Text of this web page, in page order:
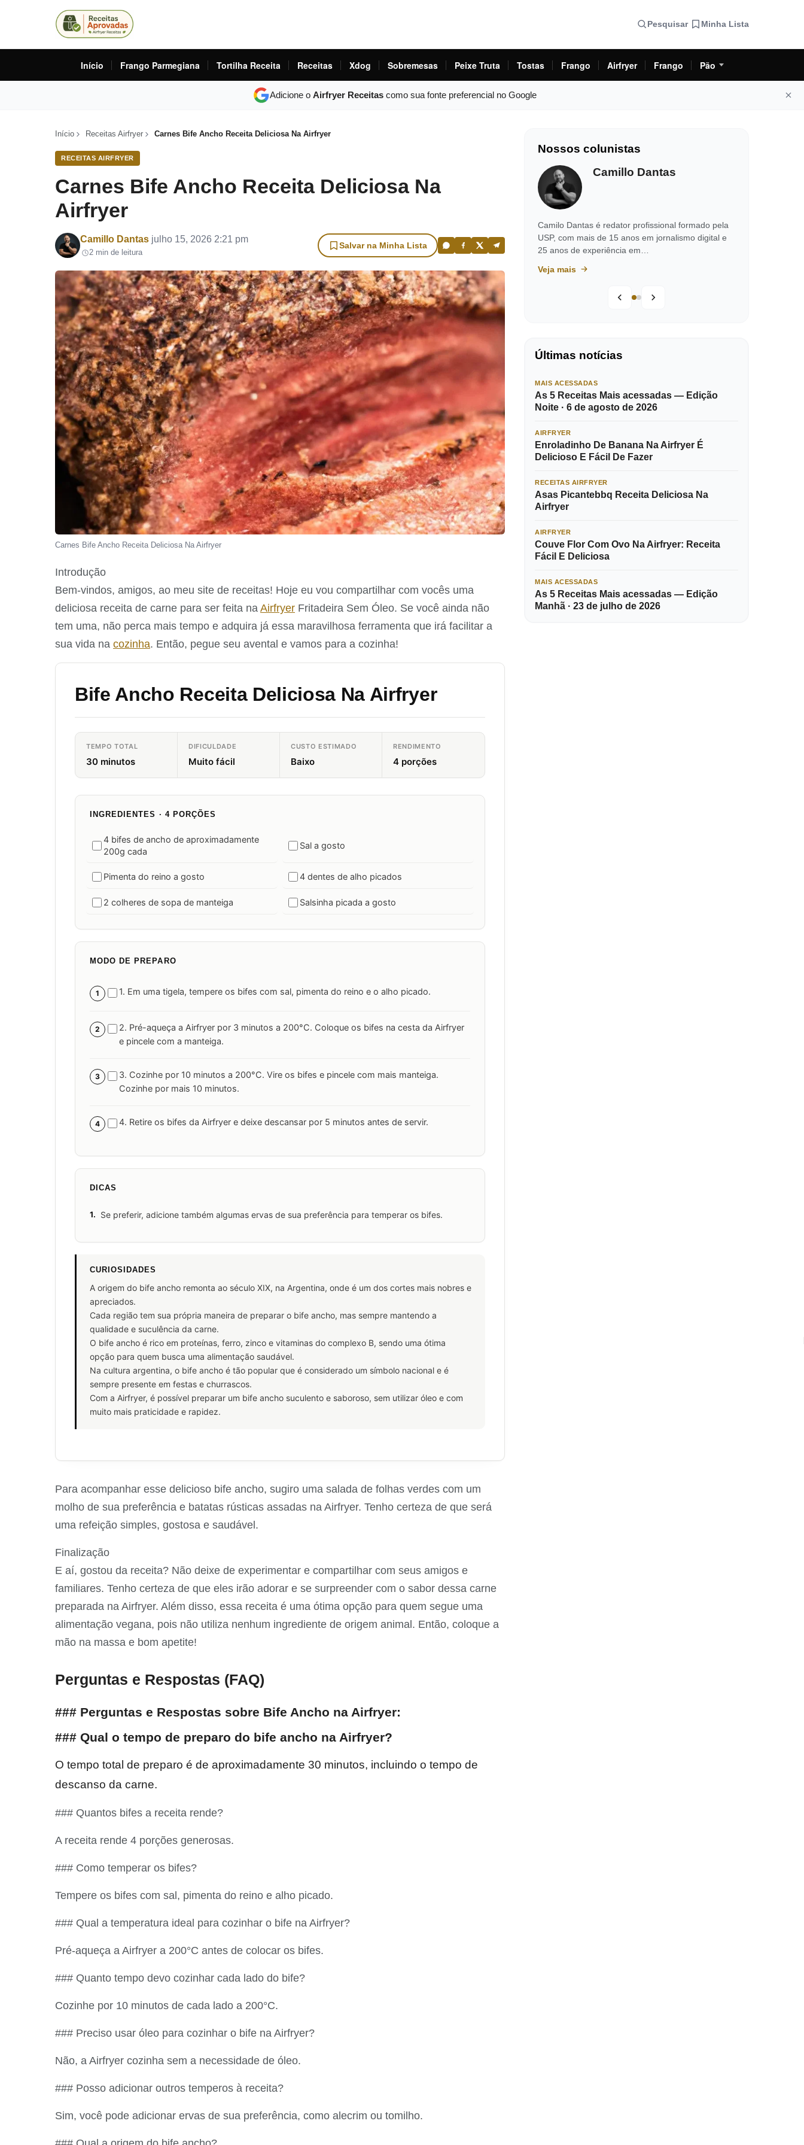
Pesquisar Minha Lista
Início Frango Parmegiana Tortilha Receita Receitas Xdog Sobremesas Peixe Truta Tostas Frango Airfryer Frango Pão
Adicione o Airfryer Receitas como sua fonte preferencial no Google
Início Receitas Airfryer Carnes Bife Ancho Receita Deliciosa Na Airfryer
RECEITAS AIRFRYER
Carnes Bife Ancho Receita Deliciosa Na
Airfryer
Por
Camillo Dantas julho 15, 2026 2:21 pm
2 min de leitura
Salvar na Minha Lista
Carnes Bife Ancho Receita Deliciosa Na Airfryer
Introdução
Bem-vindos, amigos, ao meu site de receitas! Hoje eu vou compartilhar com vocês uma
deliciosa receita de carne para ser feita na Airfryer Fritadeira Sem Óleo. Se você ainda não
tem uma, não perca mais tempo e adquira já essa maravilhosa ferramenta que irá facilitar a
sua vida na cozinha. Então, pegue seu avental e vamos para a cozinha!
Bife Ancho Receita Deliciosa Na Airfryer
TEMPO TOTAL
30 minutos
DIFICULDADE
Muito fácil
CUSTO ESTIMADO
Baixo
RENDIMENTO
4 porções
INGREDIENTES · 4 PORÇÕES
4 bifes de ancho de aproximadamente
200g cada
Sal a gosto
Pimenta do reino a gosto 4 dentes de alho picados
2 colheres de sopa de manteiga Salsinha picada a gosto
MODO DE PREPARO
1 1. Em uma tigela, tempere os bifes com sal, pimenta do reino e o alho picado.
2
2. Pré-aqueça a Airfryer por 3 minutos a 200°C. Coloque os bifes na cesta da Airfryer
e pincele com a manteiga.
3
3. Cozinhe por 10 minutos a 200°C. Vire os bifes e pincele com mais manteiga.
Cozinhe por mais 10 minutos.
4 4. Retire os bifes da Airfryer e deixe descansar por 5 minutos antes de servir.
DICAS
1. Se preferir, adicione também algumas ervas de sua preferência para temperar os bifes.
CURIOSIDADES
A origem do bife ancho remonta ao século XIX, na Argentina, onde é um dos cortes mais nobres e
apreciados.
Cada região tem sua própria maneira de preparar o bife ancho, mas sempre mantendo a
qualidade e suculência da carne.
O bife ancho é rico em proteínas, ferro, zinco e vitaminas do complexo B, sendo uma ótima
opção para quem busca uma alimentação saudável.
Na cultura argentina, o bife ancho é tão popular que é considerado um símbolo nacional e é
sempre presente em festas e churrascos.
Com a Airfryer, é possível preparar um bife ancho suculento e saboroso, sem utilizar óleo e com
muito mais praticidade e rapidez.
Para acompanhar esse delicioso bife ancho, sugiro uma salada de folhas verdes com um
molho de sua preferência e batatas rústicas assadas na Airfryer. Tenho certeza de que será
uma refeição simples, gostosa e saudável.
Finalização
E aí, gostou da receita? Não deixe de experimentar e compartilhar com seus amigos e
familiares. Tenho certeza de que eles irão adorar e se surpreender com o sabor dessa carne
preparada na Airfryer. Além disso, essa receita é uma ótima opção para quem segue uma
alimentação vegana, pois não utiliza nenhum ingrediente de origem animal. Então, coloque a
mão na massa e bom apetite!
Perguntas e Respostas (FAQ)
### Perguntas e Respostas sobre Bife Ancho na Airfryer:
### Qual o tempo de preparo do bife ancho na Airfryer?
O tempo total de preparo é de aproximadamente 30 minutos, incluindo o tempo de
descanso da carne.
### Quantos bifes a receita rende?
A receita rende 4 porções generosas.
### Como temperar os bifes?
Tempere os bifes com sal, pimenta do reino e alho picado.
### Qual a temperatura ideal para cozinhar o bife na Airfryer?
Pré-aqueça a Airfryer a 200°C antes de colocar os bifes.
### Quanto tempo devo cozinhar cada lado do bife?
Cozinhe por 10 minutos de cada lado a 200°C.
### Preciso usar óleo para cozinhar o bife na Airfryer?
Não, a Airfryer cozinha sem a necessidade de óleo.
### Posso adicionar outros temperos à receita?
Sim, você pode adicionar ervas de sua preferência, como alecrim ou tomilho.
Nossos colunistas
Camillo Dantas
Camilo Dantas é redator profissional formado pela
USP, com mais de 15 anos em jornalismo digital e
25 anos de experiência em…
Veja mais
Últimas notícias
MAIS ACESSADAS
As 5 Receitas Mais acessadas — Edição
Noite · 6 de agosto de 2026
AIRFRYER
Enroladinho De Banana Na Airfryer É
Delicioso E Fácil De Fazer
RECEITAS AIRFRYER
Asas Picantebbq Receita Deliciosa Na
Airfryer
AIRFRYER
Couve Flor Com Ovo Na Airfryer: Receita
Fácil E Deliciosa
MAIS ACESSADAS
As 5 Receitas Mais acessadas — Edição
Manhã · 23 de julho de 2026